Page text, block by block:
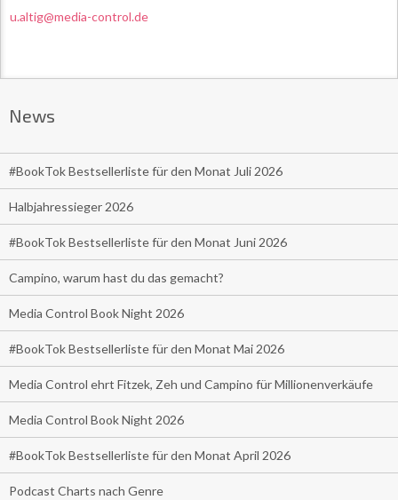
u.altig@media-control.de
News
#BookTok Bestsellerliste für den Monat Juli 2026
Halbjahressieger 2026
#BookTok Bestsellerliste für den Monat Juni 2026
Campino, warum hast du das gemacht?
Media Control Book Night 2026
#BookTok Bestsellerliste für den Monat Mai 2026
Media Control ehrt Fitzek, Zeh und Campino für Millionenverkäufe
Media Control Book Night 2026
#BookTok Bestsellerliste für den Monat April 2026
Podcast Charts nach Genre